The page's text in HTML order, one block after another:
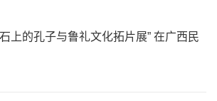
上的孔子与鲁礼文化拓片展” 在广西民